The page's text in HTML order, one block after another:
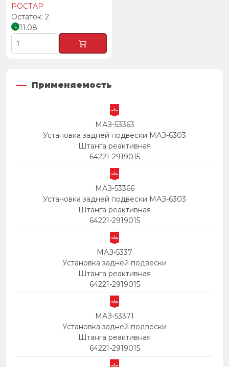
РОСТАР
2
11.08
Применяемость
МАЗ-53363
Установка задней подвески МАЗ-6303
Штанга реактивная
64221-2919015
МАЗ-53366
Установка задней подвески МАЗ-6303
Штанга реактивная
64221-2919015
МАЗ-5337
Установка задней подвески
Штанга реактивная
64221-2919015
МАЗ-53371
Установка задней подвески
Штанга реактивная
64221-2919015